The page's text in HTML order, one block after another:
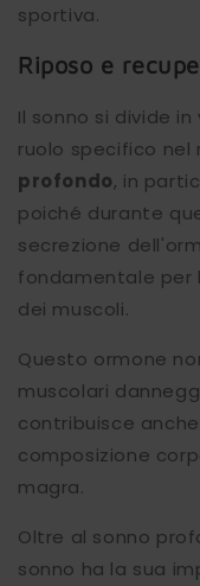
sportiva.
Riposo e
Il sonno si divide
ruolo specifico nel
profondo, in
poiché durante
secrezione
fondamentale per
dei muscoli.
Questo ormone
muscolari
contribuisce
composizione
magra.
Oltre al sonno
sonno ha la sua